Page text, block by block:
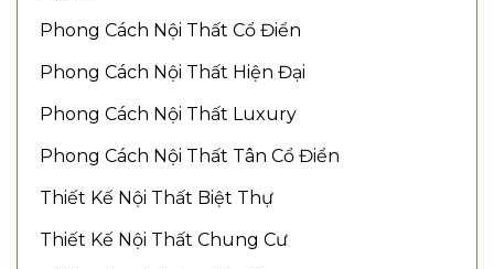
Phong Cách Nội Thất Cổ Điển
Phong Cách Nội Thất Hiện Đại
Phong Cách Nội Thất Luxury
Phong Cách Nội Thất Tân Cổ Điển
Thiết Kế Nội Thất Biệt Thự
Thiết Kế Nội Thất Chung Cư